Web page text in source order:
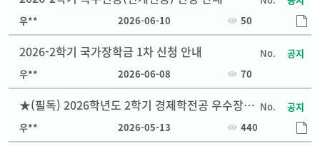
우** 2026-06-10 50
공지
2026-2학기 국가장학금 1차 신청 안내
우** 2026-06-08 70
공지
★(필독) 2026학년도 2학기 경제학전공 우수장학
선발 안내 ★
우** 2026-05-13 440